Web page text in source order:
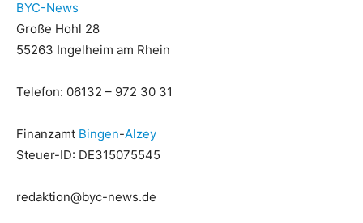
BYC-News
Große Hohl 28
55263 Ingelheim am Rhein
Telefon: 06132 – 972 30 31
Finanzamt Bingen-Alzey
Steuer-ID: DE315075545
redaktion@byc-news.de